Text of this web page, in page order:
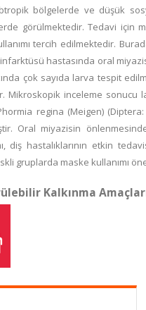
bölgelerde ve düşük
görülmektedir. Tedavi için
tercih edilmektedir.
hastasında oral
çok sayıda larva tespit
Mikroskopik inceleme sonucu
regina (Meigen)
Oral miyazisin
diş hastalıklarının etkin
gruplarda maske kullanımı
Kalkınma